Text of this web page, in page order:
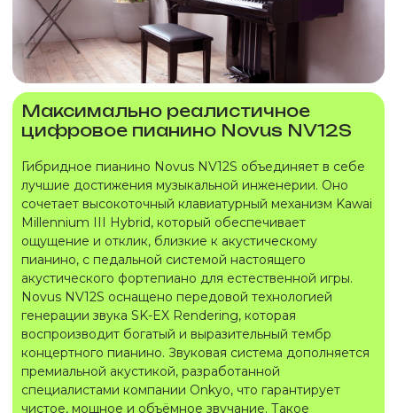
Максимально реалистичное
цифровое пианино Novus NV12S
Гибридное пианино Novus NV12S объединяет в себе
лучшие достижения музыкальной инженерии. Оно
сочетает высокоточный клавиатурный механизм Kawai
Millennium III Hybrid, который обеспечивает
ощущение и отклик, близкие к акустическому
пианино, с педальной системой настоящего
акустического фортепиано для естественной игры.
Novus NV12S оснащено передовой технологией
генерации звука SK-EX Rendering, которая
воспроизводит богатый и выразительный тембр
концертного пианино. Звуковая система дополняется
премиальной акустикой, разработанной
специалистами компании Onkyo, что гарантирует
чистое, мощное и объёмное звучание. Такое